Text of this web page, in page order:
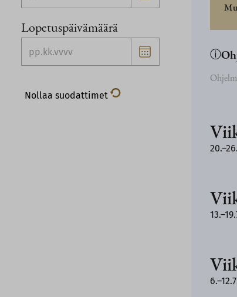
Lopetuspäivämäärä
päivämäärä
Nollaa suodattimet
ⓘ